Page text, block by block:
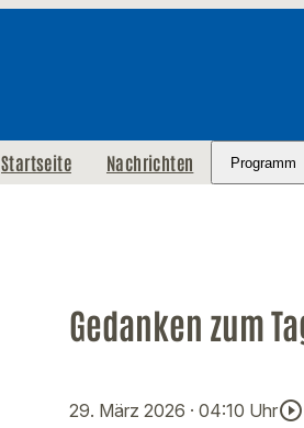
Startseite Nachrichten Programm
Gedanken zum
29. März 2026 · 04:10 Uhrplay_circle_outline